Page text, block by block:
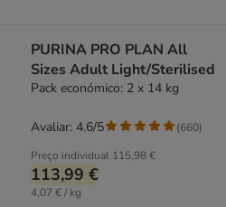
PURINA PRO PLAN All
Sizes Adult Light/Sterilised
Pack económico: 2 x 14 kg
Preço individual 115,98 €
113,99 €
4,07 € / kg
Avaliar: 4.6/5 (660)